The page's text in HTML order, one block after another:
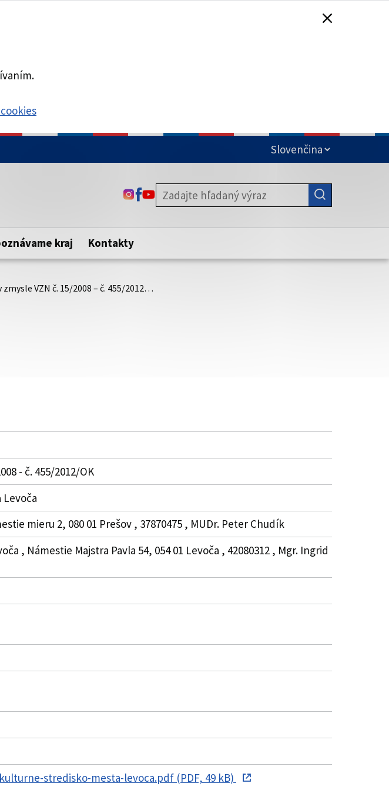
Táto stránka je zabezpečená
zabezpečenú webovú stránku. Zabezpečená stránka vždy začína
https:// pred názvom domény webového sídla.
ODKAZ SA OTVORÍ NA NOVEJ KARTE
ODKAZ SA OTVORÍ NA NOVEJ KARTE
ODKAZ SA OTVORÍ NA NOVEJ KARTE
kraj Kontakty
VZN č. 15/2008 – č. 455/2012…
- č. 455/2012/OK
Levoča
mieru 2, 080 01 Prešov , 37870475 , MUDr. Peter Chudík
, Námestie Majstra Pavla 54, 054 01 Levoča , 42080312 , Mgr. Ingrid
stredisko-mesta-levoca.pdf (PDF, 49 kB)